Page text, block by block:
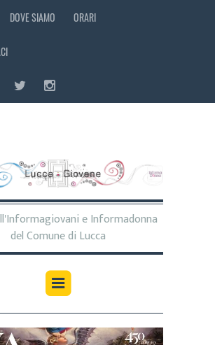
DOVE SIAMO ORARI
e Informadonna
del Comune di Lucca